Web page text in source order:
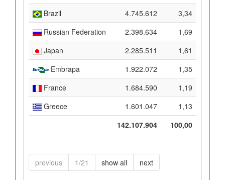
Brazil
4.745.612
3,34
Russian Federation
2.398.634
1,69
Japan
2.285.511
1,61
Embrapa
1.922.072
1,35
France
1.684.590
1,19
Greece
1.601.047
1,13
142.107.904
100,00
previous 1/21 show all next